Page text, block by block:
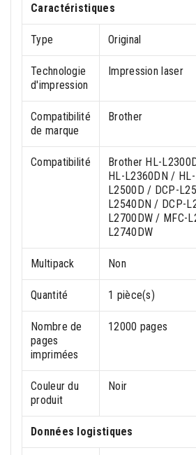
Caractéristiques
Type Original
Technologie
d'impression
Impression laser
Compatibilité
de marque
Brother
Compatibilité
Brother HL-
HL-L2360DN /
L2500D / DCP-
L2540DN / DCP-
L2700DW / MFC-
L2740DW
Multipack Non
Quantité 1 pièce(s)
Nombre de
pages
imprimées
12000 pages
Couleur du
produit
Noir
Données logistiques